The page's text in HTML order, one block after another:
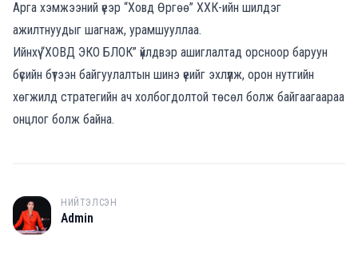
Арга хэмжээний үеэр “Ховд Өргөө” ХХК-ийн шилдэг
ажилтнуудыг шагнаж, урамшууллаа.
Ийнхүү “ХОВД ЭКО БЛОК” үйлдвэр ашиглалтад орсноор баруун
бүсийн бүтээн байгуулалтын шинэ үеийг эхлүүлж, орон нутгийн
хөгжилд стратегийн ач холбогдолтой төсөл болж байгаагаараа
онцлог болж байна.
A
НИЙТЭЛСЭН
Admin